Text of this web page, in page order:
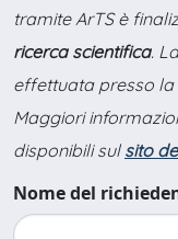
tramite ArTS è
ricerca scientifica.
effettuata presso
Maggiori
disponibili sul sito
Nome del